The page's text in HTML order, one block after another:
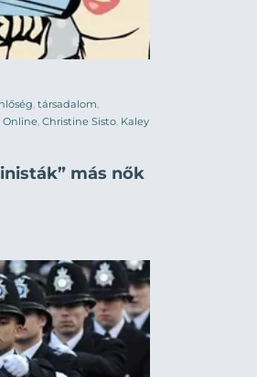
, társadalom,
Online, Christine Sisto, Kaley
más nők